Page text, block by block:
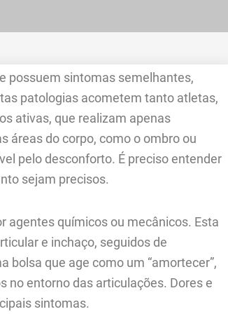
possuem sintomas semelhantes,
patologias acometem tanto atletas,
ativas, que realizam apenas
áreas do corpo, como o ombro ou
pelo desconforto. É preciso entender
sejam precisos.
agentes químicos ou mecânicos. Esta
e inchaço, seguidos de
bolsa que age como um “amortecer”,
no entorno das articulações. Dores e
sintomas.